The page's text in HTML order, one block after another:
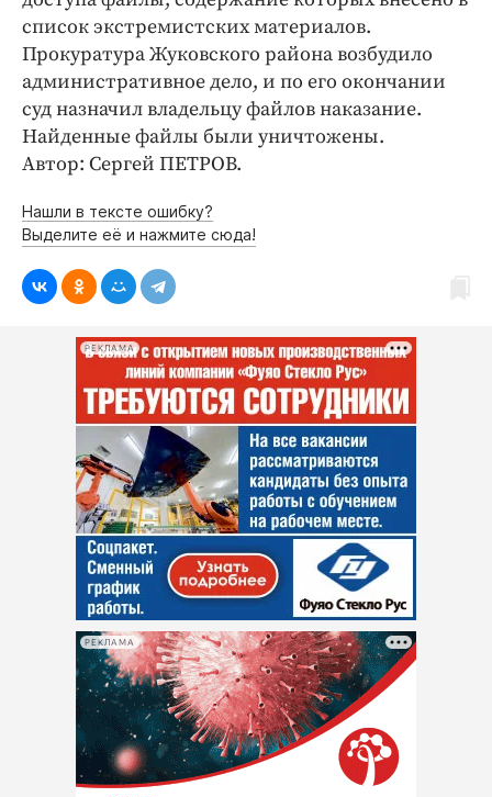
Спорт
Экономика и бизнес
ПРОЕКТЫ
Блоги
Издания
Медиаперсона
Интересное чтиво
Клиника года
Бренд года
Работодатель года
список экстремистских материалов.
Прокуратура Жуковского района возбудило
административное дело, и по его окончании
суд назначил владельцу файлов наказание.
Найденные файлы были уничтожены.
Автор: Сергей ПЕТРОВ.
Нашли в тексте ошибку?
Выделите её и нажмите сюда!
РЕКЛАМА
РЕКЛАМА